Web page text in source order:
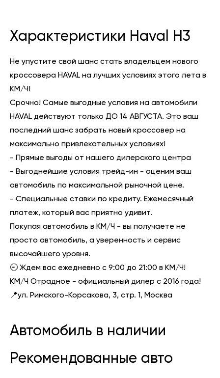
Характеристики Haval H3
Не упустите свой шанс стать владельцем нового
кроссовера HAVAL на лучших условиях этого лета в
КМ/Ч!
Срочно! Самые выгодные условия на автомобили
HAVAL действуют только ДО 14 АВГУСТА. Это ваш
последний шанс забрать новый кроссовер на
максимально привлекательных условиях!
- Прямые выгоды от нашего дилерского центра
- Выгоднейшие условия трейд-ин - оценим ваш
автомобиль по максимальной рыночной цене.
- Специальные ставки по кредиту. Ежемесячный
платеж, который вас приятно удивит.
Покупая автомобиль в КМ/Ч - вы получаете не
просто автомобиль, а уверенность и сервис
высочайшего уровня.
🕘 Ждем вас ежедневно с 9:00 до 21:00 в КМ/Ч!
КМ/Ч Отрадное - официальный дилер с 2016 года!
📍ул. Римского-Корсакова, 3, стр. 1, Москва
Автомобиль в наличии
Рекомендованные авто